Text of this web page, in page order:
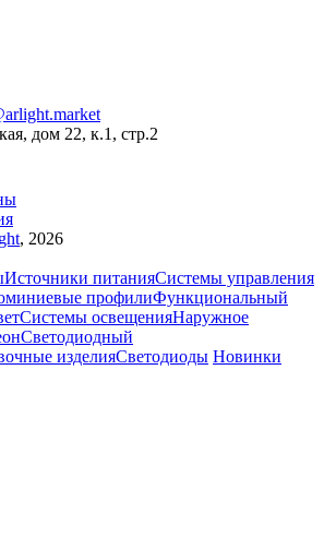
дом 22, к.1, стр.2
, 2026
Источники питанияСистемы управления
профилиФункциональный
Системы освещенияНаружное
Светодиодный
изделияСветодиоды Новинки